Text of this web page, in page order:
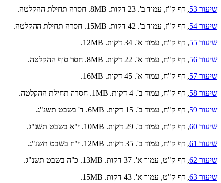
שיעור 53
, דף ק"ז, עמוד ב'. 23 דקות. 8MB. חסרה תחילת ההקלטה.
שיעור 54
, דף ק"ז, עמוד ב'. 42 דקות. 15MB. חסרה תחילת ההקלטה.
שיעור 55
, דף ק"ח, עמוד א'. 34 דקות. 12MB.
שיעור 56
, דף ק"ח, עמוד א'. 22 דקות. 8MB. חסר סוף ההקלטה.
שיעור 57
, דף ק"ח, עמוד א'. 45 דקות. 16MB.
שיעור 58
, דף ק"ח, עמוד ב'. 4 דקות. 1MB. חסרה תחילת ההקלטה.
שיעור 59
, דף ק"ח, עמוד ב'. 15 דקות. 6MB. ד' בשבט תשנ"ג.
שיעור 60
, דף ק"ח, עמוד ב'. 29 דקות. 10MB. י"א בשבט תשנ"ג.
שיעור 61
, דף ק"ח, עמוד ב'. 35 דקות. 12MB. י"ח בשבט תשנ"ג.
שיעור 62
, דף ק"ט, עמוד א'. 37 דקות. 13MB. כ"ה בשבט תשנ"ג.
שיעור 63
, דף ק"ט, עמוד א'. 43 דקות. 15MB.